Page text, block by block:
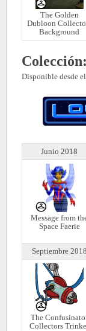
The Golden
Dubloon
Background
Disponible desde
Junio 2018
Message from
Space Faerie
Septiembre 2018
The
Collectors